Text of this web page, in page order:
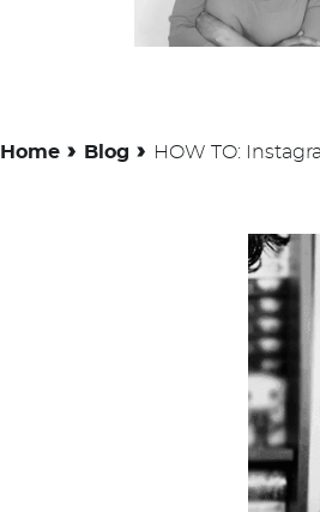
Home › Blog › HOW TO: